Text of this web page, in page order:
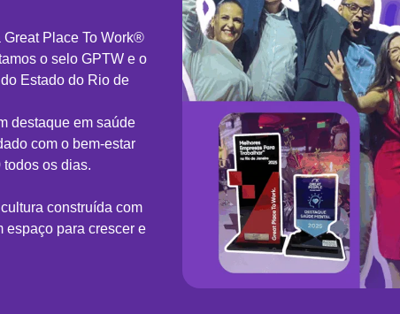
Place To Work®
o selo GPTW e o
Estado do Rio de
destaque em saúde
com o bem-estar
os dias.
construída com
espaço para crescer e